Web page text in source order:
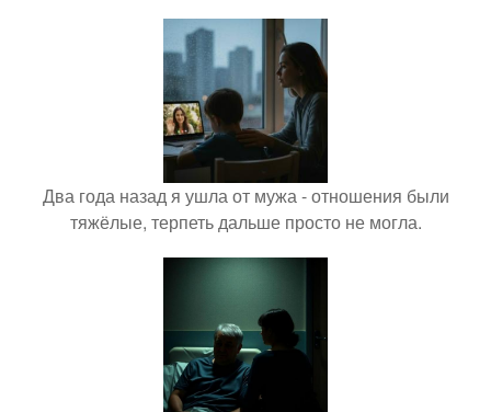
Два года назад я ушла от мужа - отношения были
тяжёлые, терпеть дальше просто не могла.